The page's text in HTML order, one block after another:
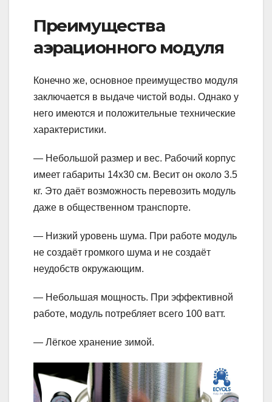
Преимущества
аэрационного модуля
Конечно же, основное преимущество модуля
заключается в выдаче чистой воды. Однако у
него имеются и положительные технические
характеристики.
— Небольшой размер и вес. Рабочий корпус
имеет габариты 14х30 см. Весит он около 3.5
кг. Это даёт возможность перевозить модуль
даже в общественном транспорте.
— Низкий уровень шума. При работе модуль
не создаёт громкого шума и не создаёт
неудобств окружающим.
— Небольшая мощность. При эффективной
работе, модуль потребляет всего 100 ватт.
— Лёгкое хранение зимой.